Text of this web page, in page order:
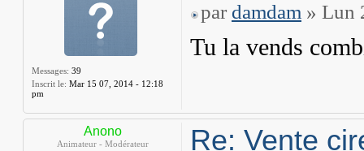
Messages: 39
Inscrit le: Mar 15 07, 2014 - 12:18
pm
par damdam » Lun
Tu la vends
Anono
Animateur - Modérateur Re: Vente